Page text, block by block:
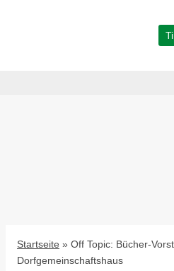
Startseite » Off Topic: Bücher-
Dorfgemeinschaftshaus